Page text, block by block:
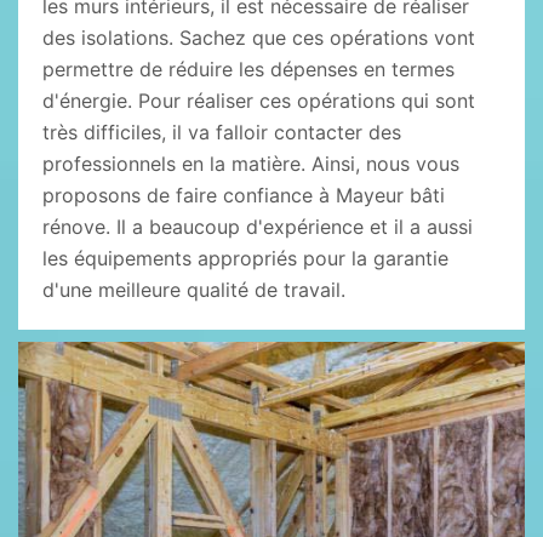
les murs intérieurs, il est nécessaire de réaliser
des isolations. Sachez que ces opérations vont
permettre de réduire les dépenses en termes
d'énergie. Pour réaliser ces opérations qui sont
très difficiles, il va falloir contacter des
professionnels en la matière. Ainsi, nous vous
proposons de faire confiance à Mayeur bâti
rénove. Il a beaucoup d'expérience et il a aussi
les équipements appropriés pour la garantie
d'une meilleure qualité de travail.